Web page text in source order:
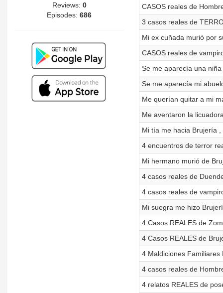
Reviews: 0
Episodes:686
CASOS reales de
3 casos reales de
Mi ex cuñada murió por
CASOS reales de
Se me aparecía una
Se me aparecía mi
Me querían quitar a mi
Me aventaron la
Mi tía me hacia Brujería
4 encuentros de terror
Mi hermano murió de
4 casos reales de
4 casos reales de
Mi suegra me hizo
4 Casos REALES de
4 Casos REALES de
4 Maldiciones Familiares
4 casos reales de
4 relatos REALES de